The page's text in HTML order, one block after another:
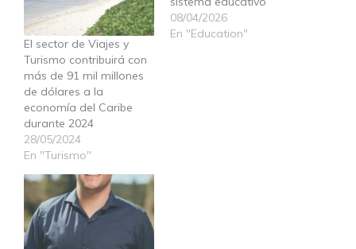
El sector de Viajes y
Turismo contribuirá con
más de 91 mil millones
de dólares a la
economía del Caribe
durante 2024
28/05/2024
En "Turismo"
08/04/2026
En "Education"